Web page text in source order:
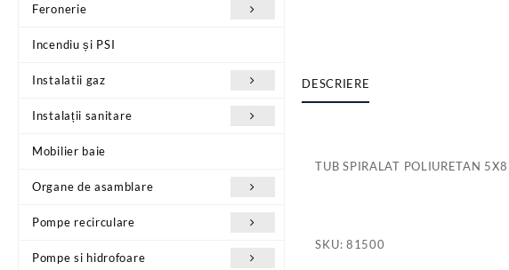
Feronerie
Incendiu și PSI
Instalatii gaz
Instalații sanitare
Mobilier baie
Organe de asamblare
Pompe recirculare
Pompe si hidrofoare
DESCRIERE
TUB SPIRALAT POLIURETAN
SKU: 81500